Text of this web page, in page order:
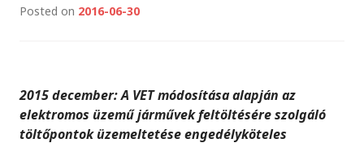
Posted on 2016-06-30
2015 december: A VET módosítása alapján az
elektromos üzemű járművek feltöltésére szolgáló
töltőpontok üzemeltetése engedélyköteles